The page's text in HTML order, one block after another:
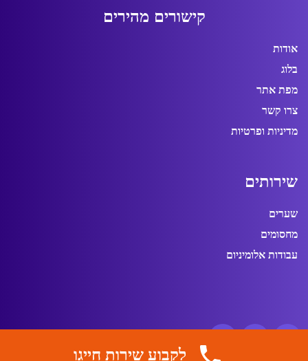
קישורים מהירים
אודות
בלוג
מפת אתר
צרו קשר
מדיניות ופרטיות
שירותים
שערים
מחסומים
עבודות אלומיניום
לקבוע שירות חייגו